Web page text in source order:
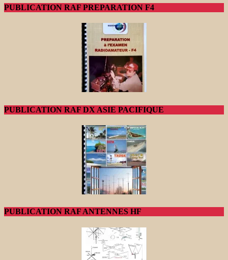
PUBLICATION RAF PREPARATION F4
PUBLICATION RAF DX ASIE PACIFIQUE
PUBLICATION RAF ANTENNES HF